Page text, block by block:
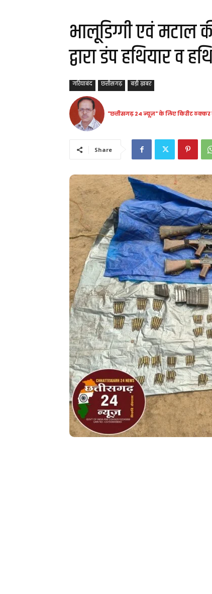
भालूडिग्गी एवं मटाल
द्वारा डंप हथियार व
गरियाबंद छत्तीसगढ़ बड़ी ख़बर
"छत्तीसगढ़ 24 न्यूज़" के लिए किरीट ठक्कर
Share